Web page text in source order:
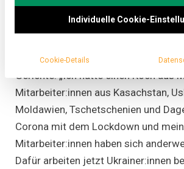
Kronleuchtern und im großen
Fahne der Ukraine in den Farben der
servierte sie in ihrem Café
Gerichte. „Ich hatte einen Koch aus
Mitarbeiter:innen aus Kasachstan,
Moldawien, Tschetschenien und
Corona mit dem Lockdown und
Mitarbeiter:innen haben sich
Dafür arbeiten jetzt Ukrainer:innen
Individuelle Cookie-
Cookie-Details